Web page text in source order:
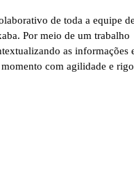
de toda a equipe
Por meio de um trabalho
as informações
com agilidade e